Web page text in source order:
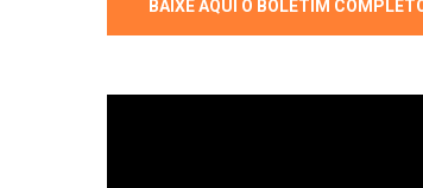
BAIXE AQUI O BOLETIM